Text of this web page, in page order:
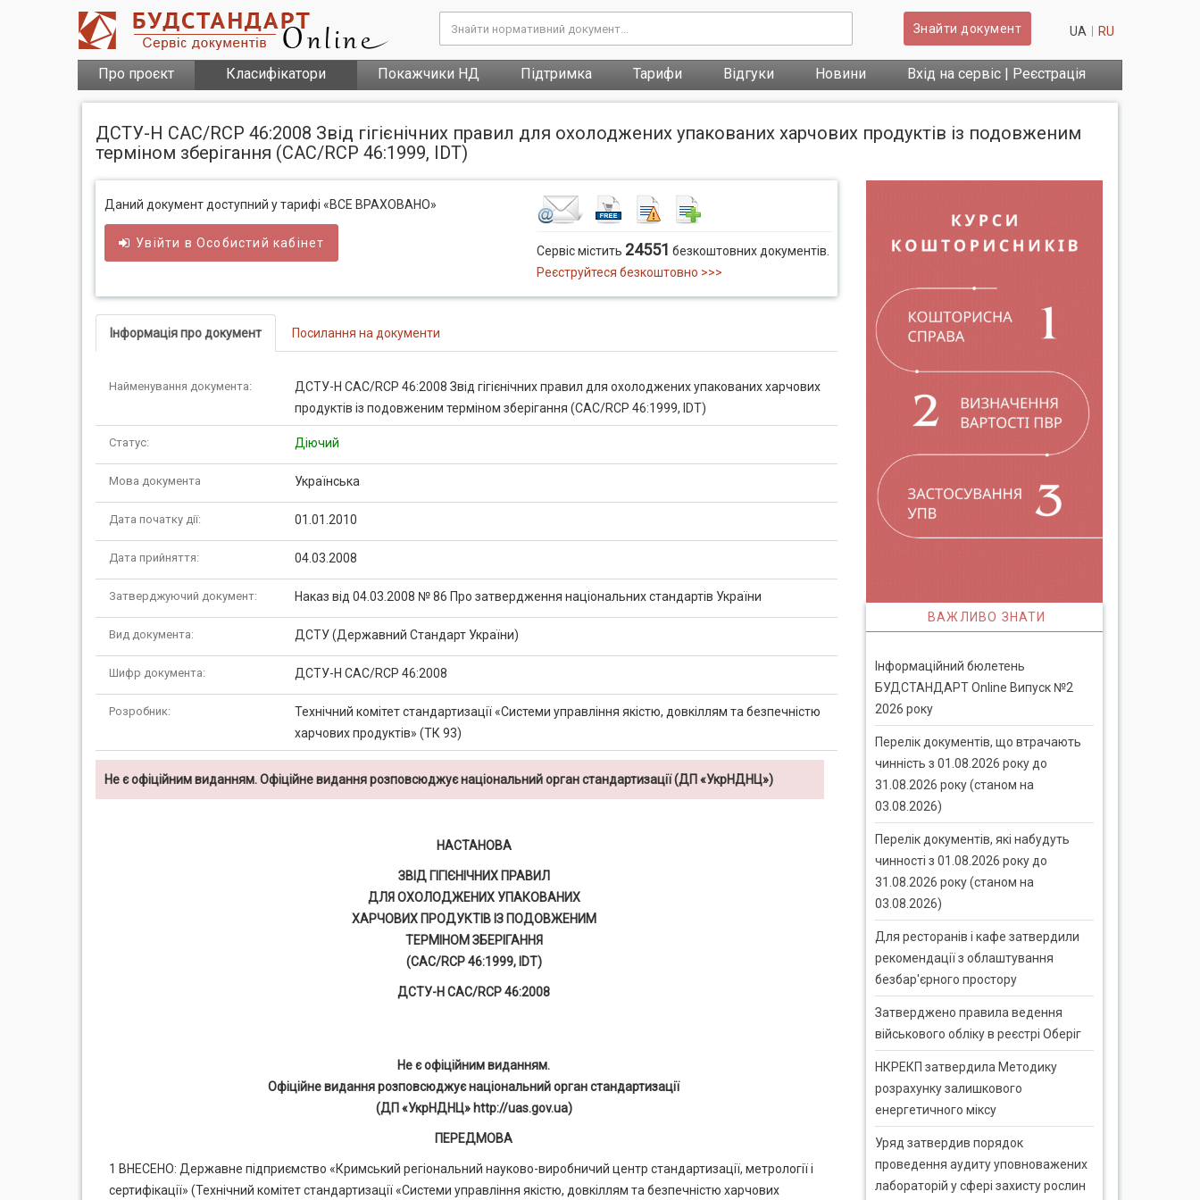
Знайти документ UA RU
Про проєкт Класифікатори Покажчики НД Підтримка Тарифи Відгуки Новини Вхід на сервіс | Реєстрація
ДСТУ-Н CAC/RCP 46:2008 Звід гігієнічних правил для охолоджених упакованих харчових продуктів із подовженим
терміном зберігання (CAC/RCP 46:1999, IDT)
Даний документ доступний у тарифі «ВСЕ ВРАХОВАНО»
Увійти вОсобистий кабінет
Сервіс містить 24551 безкоштовних документів.
Реєструйтеся безкоштовно >>>
Інформація про документ Посилання на документи
Найменування документа:
ДСТУ-Н CAC/RCP 46:2008 Звід гігієнічних правил для охолоджених упакованих харчових
продуктів із подовженим терміном зберігання (CAC/RCP 46:1999, IDT)
Статус: Діючий
Мова документа Українська
Дата початку дії: 01.01.2010
Дата прийняття: 04.03.2008
Затверджуючий документ: Наказ від 04.03.2008 № 86 Про затвердження національних стандартів України
Вид документа: ДСТУ (Державний Стандарт України)
Шифр документа: ДСТУ-Н CAC/RCP 46:2008
Розробник:
Технічний комітет стандартизації «Системи управління якістю, довкіллям та безпечністю
харчових продуктів» (ТК 93)
Не є офіційним виданням. Офіційне видання розповсюджує національний орган стандартизації (ДП «УкрНДНЦ»)
НАСТАНОВА
ЗВІД ГІГІЄНІЧНИХ ПРАВИЛ
ДЛЯ ОХОЛОДЖЕНИХ УПАКОВАНИХ
ХАРЧОВИХ ПРОДУКТІВ ІЗ ПОДОВЖЕНИМ
ТЕРМІНОМ ЗБЕРІГАННЯ
(CAC/RCP 46:1999, IDT)
ДСТУ-Н CAC/RCP 46:2008
Не є офіційним виданням.
Офіційне видання розповсюджує національний орган стандартизації
(ДП «УкрНДНЦ» http://uas.gov.ua)
ПЕРЕДМОВА
1 ВНЕСЕНО: Державне підприємство «Кримський регіональний науково-виробничий центр стандартизації, метрології і
сертифікації» (Технічний комітет стандартизації «Системи управління якістю, довкіллям та безпечністю харчових
ВАЖЛИВО ЗНАТИ
Інформаційний бюлетень
БУДСТАНДАРТ Online Випуск №2
2026 року
Перелік документів, що втрачають
чинність з 01.08.2026 року до
31.08.2026 року (станом на
03.08.2026)
Перелік документів, які набудуть
чинності з 01.08.2026 року до
31.08.2026 року (станом на
03.08.2026)
Для ресторанів і кафе затвердили
рекомендації з облаштування
безбар'єрного простору
Затверджено правила ведення
військового обліку в реєстрі Оберіг
НКРЕКП затвердила Методику
розрахунку залишкового
енергетичного міксу
Уряд затвердив порядок
проведення аудиту уповноважених
лабораторій у сфері захисту рослин